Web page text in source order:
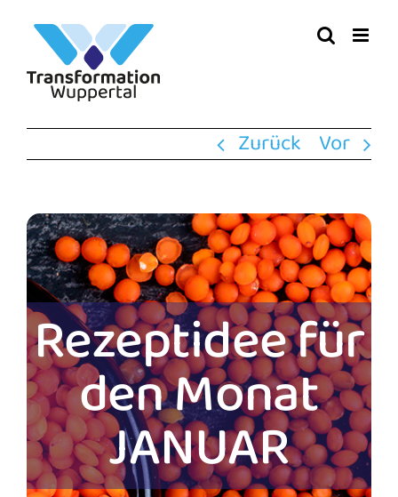
Inhalt
springen
Zurück Vor
Rezeptidee für
den Monat
JANUAR